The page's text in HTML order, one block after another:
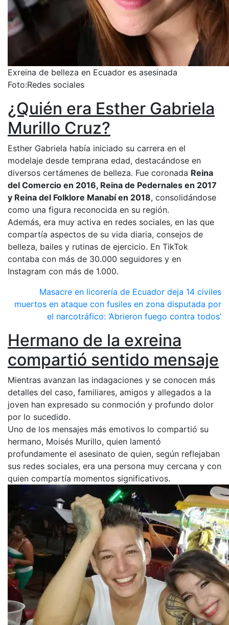
Exreina de belleza en Ecuador es asesinada
Foto:Redes sociales
¿Quién era Esther Gabriela
Murillo Cruz?
Esther Gabriela había iniciado su carrera en el
modelaje desde temprana edad, destacándose en
diversos certámenes de belleza. Fue coronada Reina
del Comercio en 2016, Reina de Pedernales en 2017
y Reina del Folklore Manabí en 2018, consolidándose
como una figura reconocida en su región.
Además, era muy activa en redes sociales, en las que
compartía aspectos de su vida diaria, consejos de
belleza, bailes y rutinas de ejercicio. En TikTok
contaba con más de 30.000 seguidores y en
Instagram con más de 1.000.
Masacre en licorería de Ecuador deja 14 civiles
muertos en ataque con fusiles en zona disputada por
el narcotráfico: ‘Abrieron fuego contra todos’
Hermano de la exreina
compartió sentido mensaje
Mientras avanzan las indagaciones y se conocen más
detalles del caso, familiares, amigos y allegados a la
joven han expresado su conmoción y profundo dolor
por lo sucedido.
Uno de los mensajes más emotivos lo compartió su
hermano, Moisés Murillo, quien lamentó
profundamente el asesinato de quien, según reflejaban
sus redes sociales, era una persona muy cercana y con
quien compartía momentos significativos.